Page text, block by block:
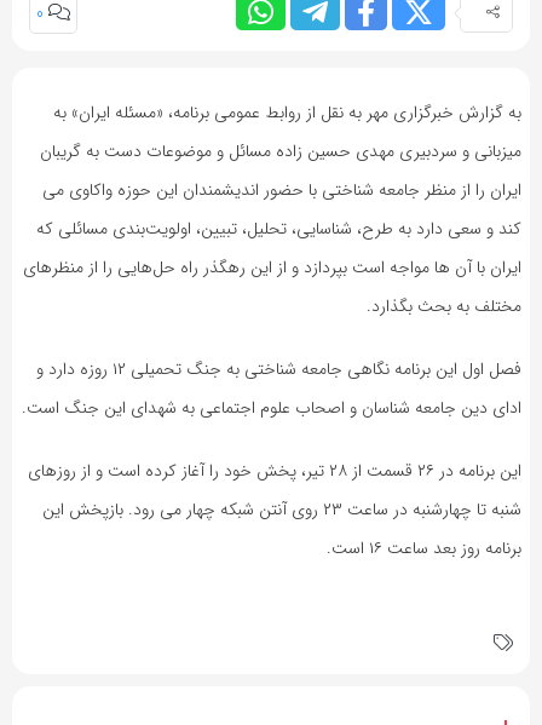
0
به گزارش خبرگزاری مهر به نقل از روابط عمومی برنامه، «مسئله ایران» به
میزبانی و سردبیری مهدی حسین زاده مسائل و موضوعات دست به گریبان
ایران را از منظر جامعه شناختی با حضور اندیشمندان این حوزه واکاوی می
کند و سعی دارد به طرح، شناسایی، تحلیل، تبیین، اولویت‌بندی مسائلی که
ایران با آن ها مواجه است بپردازد و از این رهگذر راه حل‌هایی را از منظرهای
مختلف به بحث بگذارد.
فصل اول این برنامه نگاهی جامعه شناختی به جنگ تحمیلی ۱۲ روزه دارد و
ادای دین جامعه شناسان و اصحاب علوم اجتماعی به شهدای این جنگ است.
این برنامه در ۲۶ قسمت از ۲۸ تیر، پخش خود را آغاز کرده است و از روزهای
شنبه تا چهارشنبه در ساعت ۲۳ روی آنتن شبکه چهار می رود. بازپخش این
برنامه روز بعد ساعت ۱۶ است.